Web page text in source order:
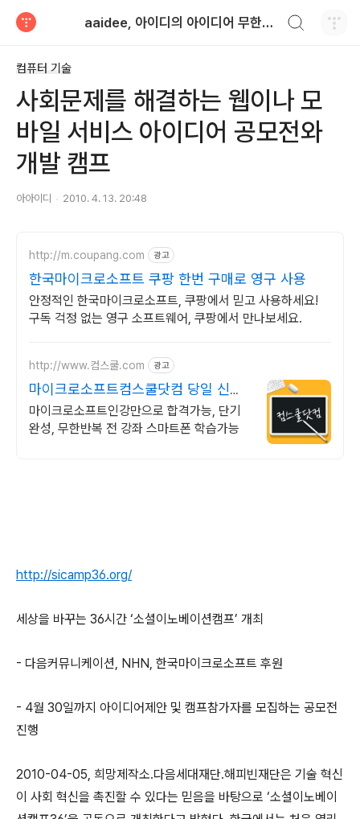
aaidee, 아이디의 아이디어 무한도전
컴퓨터 기술
사회문제를 해결하는 웹이나 모
바일 서비스 아이디어 공모전와
개발 캠프
아아이디 2010. 4. 13. 20:48
http://m.coupang.com 광고
한국마이크로소프트 쿠팡 한번 구매로 영구 사용
안정적인 한국마이크로소프트, 쿠팡에서 믿고 사용하세요!
구독 걱정 없는 영구 소프트웨어, 쿠팡에서 만나보세요.
http://www.컴스쿨.com 광고
마이크로소프트컴스쿨닷컴 당일 신청
&결제시 기프티콘!
마이크로소프트인강만으로 합격가능, 단기
완성, 무한반복 전 강좌 스마트폰 학습가능
http://sicamp36.org/
세상을 바꾸는 36시간 ‘소셜이노베이션캠프’ 개최
- 다음커뮤니케이션, NHN, 한국마이크로소프트 후원
- 4월 30일까지 아이디어제안 및 캠프참가자를 모집하는 공모전
진행
2010-04-05, 희망제작소․다음세대재단․해피빈재단은 기술 혁신
이 사회 혁신을 촉진할 수 있다는 믿음을 바탕으로 ‘소셜이노베이